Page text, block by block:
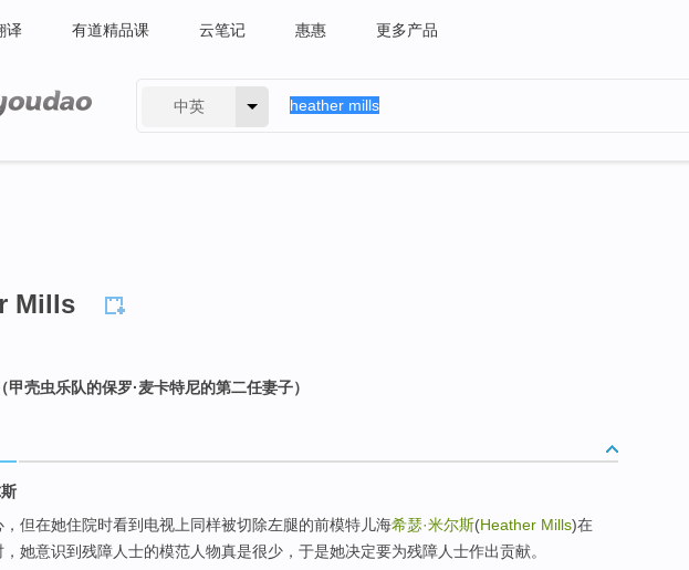
译 有道精品课 云笔记 惠惠 更多产品
中英
Mills
甲壳虫乐队的保罗·麦卡特尼的第二任妻子）
，但在她住院时看到电视上同样被切除左腿的前模特儿海希瑟·米尔斯(Heather Mills)在
她意识到残障人士的模范人物真是很少，于是她决定要为残障人士作出贡献。